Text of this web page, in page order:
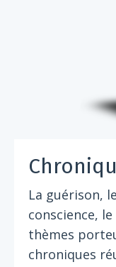
La guérison,
conscience,
thèmes
chroniques